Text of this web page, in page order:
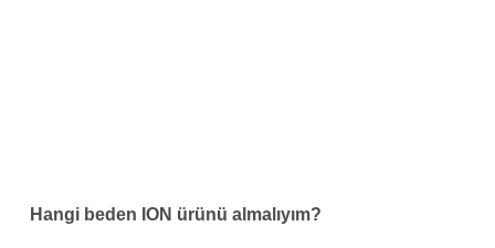
Hangi beden ION ürünü almalıyım?